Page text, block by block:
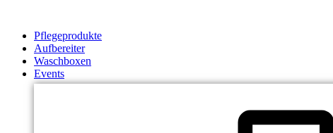
springenPflegeprodukte
Aufbereiter
Waschboxen
Events